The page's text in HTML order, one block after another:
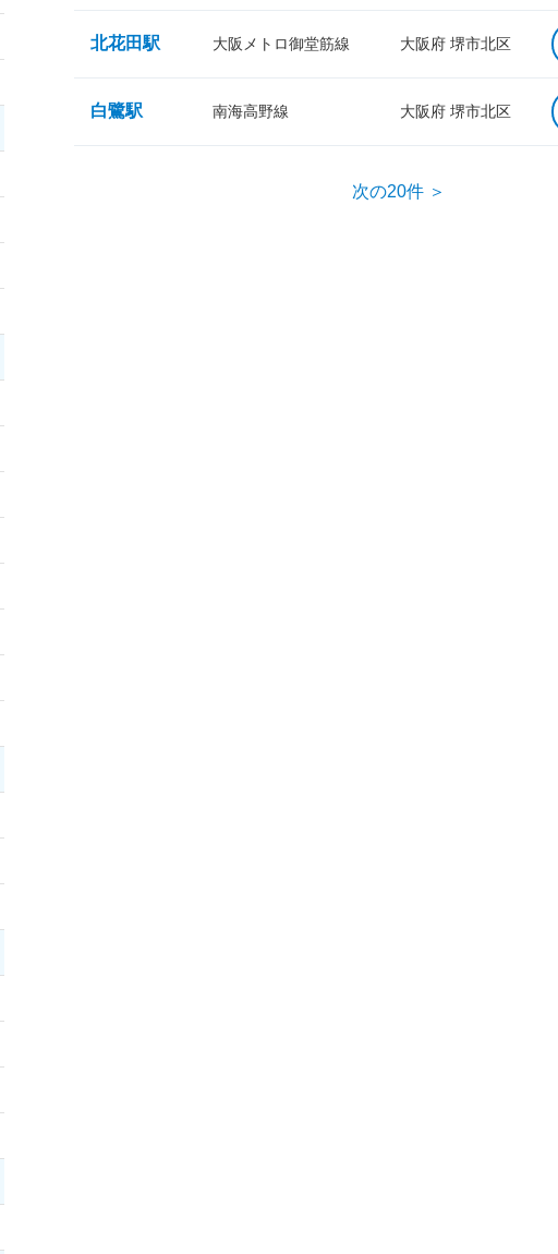
北花田駅 大阪メトロ御堂筋線 大阪府 堺市北区
白鷺駅 南海高野線 大阪府 堺市北区
次の20件 ＞